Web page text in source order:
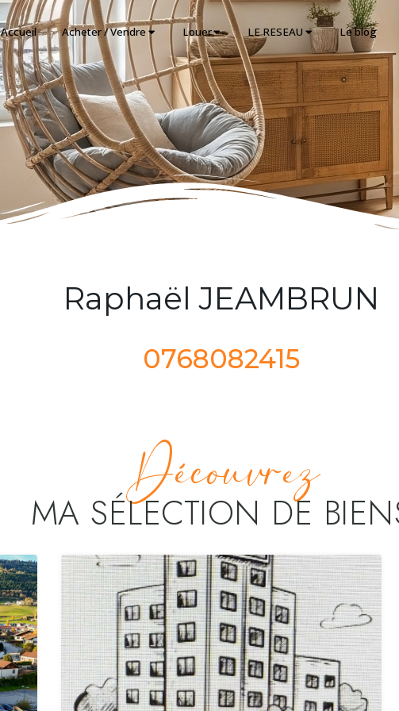
Accueil Acheter / Vendre Louer LE RESEAU Le blog
Raphaël JEAMBRUN
0768082415
Découvrez
MA SÉLECTION DE